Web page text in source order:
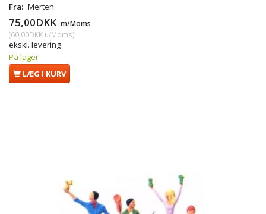
Fra: Merten
75,00DKK m/Moms
(60,00DKK u/Moms)
ekskl. levering
På lager
LÆG I KURV